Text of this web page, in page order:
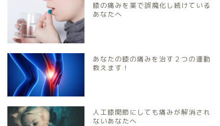
膝の痛みを薬で誤魔化し続けている
あなたへ
あなたの膝の痛みを治す２つの運動
教えます！
人工膝関節にしても痛みが解消され
ないあなたへ